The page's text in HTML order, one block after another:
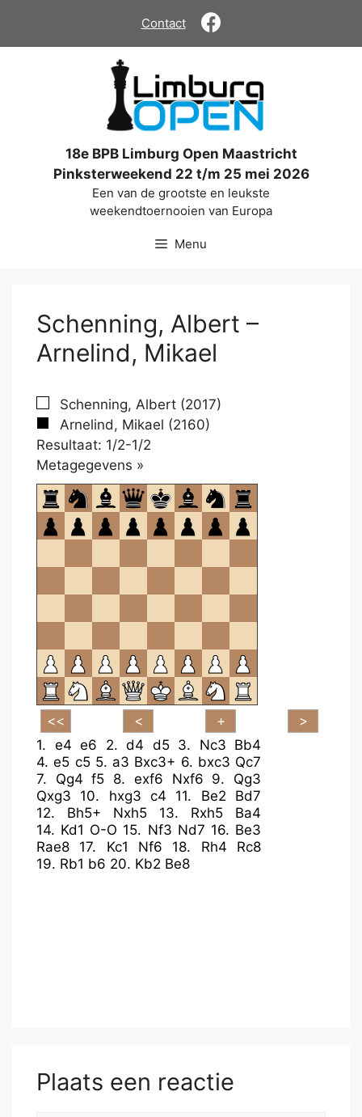
de
Contact
18e BPB Limburg Open Maastricht
Pinksterweekend 22 t/m 25 mei 2026
Een van de grootste en leukste
weekendtoernooien van Europa
Menu
Schenning, Albert –
Arnelind, Mikael
Schenning, Albert (2017)
Arnelind, Mikael (2160)
Resultaat: 1/2-1/2
Metagegevens »
om
te
openen.
1. e4 e6 2. d4 d5 3. Nc3 Bb4
4.e5 c5 5. a3 Bxc3+ 6. bxc3 Qc7
7. Qg4 f5 8. exf6 Nxf6 9. Qg3
Qxg3
10. hxg3 c4 11. Be2
Bd7
12. Bh5+ Nxh5 13. Rxh5
Ba4
14. Kd1 O-O 15. Nf3 Nd7 16. Be3
Rae8
17. Kc1 Nf6 18. Rh4
Rc8
19. Rb1 b6 20. Kb2 Be8
Plaats een reactie